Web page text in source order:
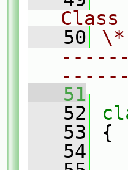
Class
   50
   51
   52
   53
{
   54